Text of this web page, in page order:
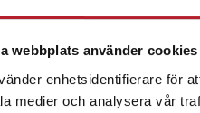
webbplats använder cookies
enhetsidentifierare för
medier och analysera vår